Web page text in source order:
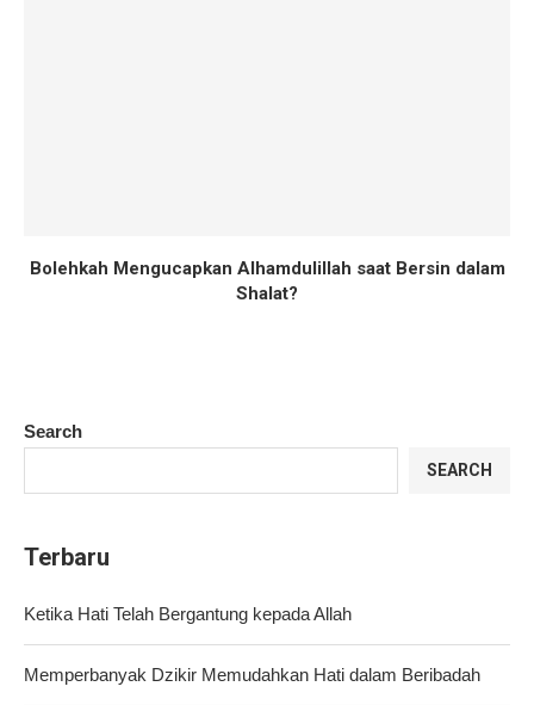
Bolehkah Mengucapkan Alhamdulillah saat Bersin dalam
Shalat?
Search
SEARCH
Terbaru
Ketika Hati Telah Bergantung kepada Allah
Memperbanyak Dzikir Memudahkan Hati dalam Beribadah